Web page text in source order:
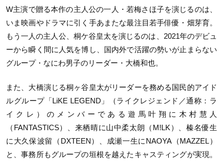
W主演で贈る本作の主人公の一人・若梅さほ子を演じるのは、
いま映画やドラマに引く手あまたな最注目若手俳優・畑芽育。
もう一人の主人公、桐ケ谷皇太を演じるのは、2021年のデビュ
ーから瞬く間に人気を博し、国内外で活躍の勢いが止まらない
グループ・なにわ男子のリーダー・大橋和也。
また、大橋演じる桐ヶ谷皇太がリーダーを務める国民的アイド
ルグループ「LiKE LEGEND」（ライクレジェンド／通称：ラ
イクレ）のメンバーである遊馬叶翔に木村慧人
（FANTASTICS）、来栖晴に山中柔太朗（M!LK）、榛名優生
に大久保波留（DXTEEN）、成瀬一生にNAOYA（MAZZEL）
と、事務所もグループの垣根を越えたキャスティングが実現。